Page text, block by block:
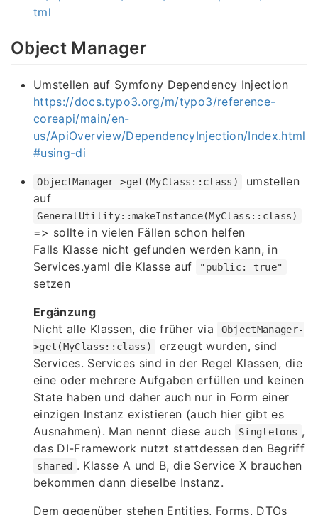
tml
Object Manager
Umstellen auf Symfony Dependency Injection
https://docs.typo3.org/m/typo3/reference-
coreapi/main/en-
us/ApiOverview/DependencyInjection/Index.html
#using-di
ObjectManager->get(MyClass::class)
umstellen
auf
GeneralUtility::makeInstance(MyClass::class)
=> sollte in vielen Fällen schon helfen
Falls Klasse nicht gefunden werden kann, in
Services.yaml die Klasse auf
"public: true"
setzen
Ergänzung
Nicht alle Klassen, die früher via
ObjectManager-
>get(MyClass::class)
erzeugt wurden, sind
Services. Services sind in der Regel Klassen, die
eine oder mehrere Aufgaben erfüllen und keinen
State haben und daher auch nur in Form einer
einzigen Instanz existieren (auch hier gibt es
Ausnahmen). Man nennt diese auch
Singletons ,
das DI-Framework nutzt stattdessen den Begriff
shared . Klasse A und B, die Service X brauchen
bekommen dann dieselbe Instanz.
Dem gegenüber stehen Entities, Forms, DTOs